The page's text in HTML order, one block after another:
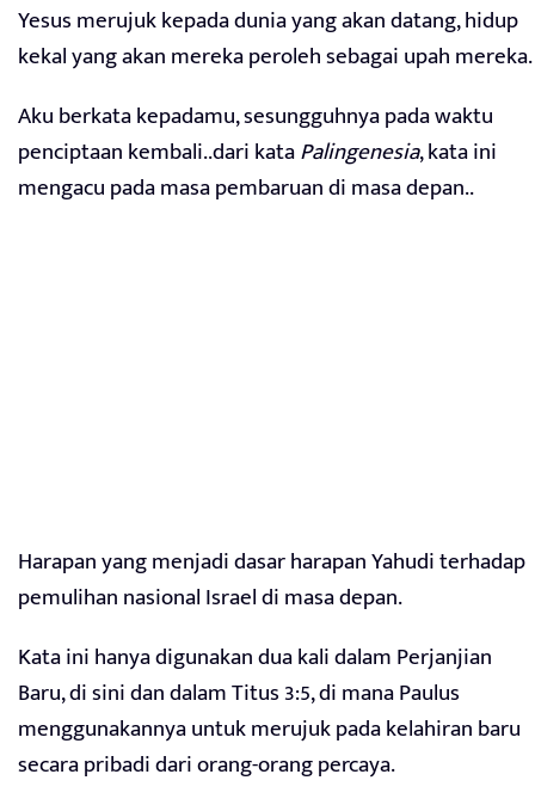
Yesus merujuk kepada dunia yang akan datang, hidup
kekal yang akan mereka peroleh sebagai upah mereka.
Aku berkata kepadamu, sesungguhnya pada waktu
penciptaan kembali..dari kataPalingenesia, kata ini
mengacu pada masa pembaruan di masa depan..
Harapan yang menjadi dasar harapan Yahudi terhadap
pemulihan nasional Israel di masa depan.
Kata ini hanya digunakan dua kali dalam Perjanjian
Baru, di sini dan dalam Titus 3:5, di mana Paulus
menggunakannya untuk merujuk pada kelahiran baru
secara pribadi dari orang-orang percaya.